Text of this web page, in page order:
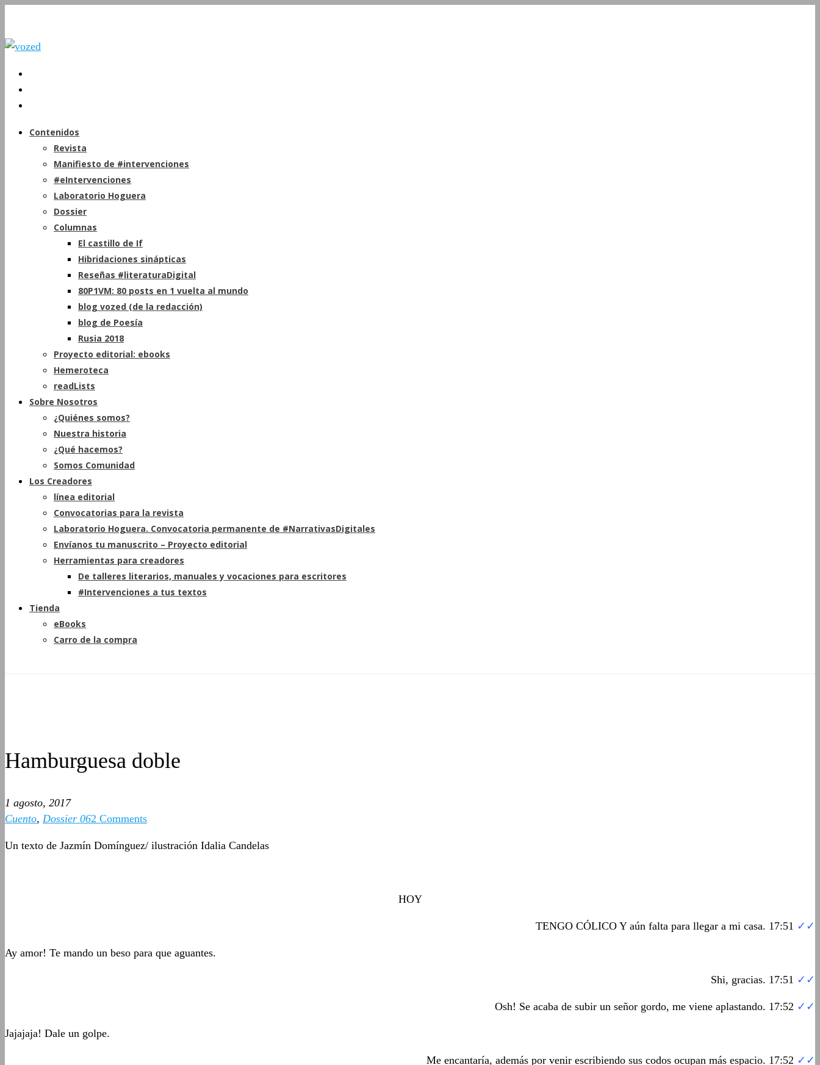
Contenidos
Revista
Manifiesto de #intervenciones
#eIntervenciones
Laboratorio Hoguera
Dossier
Columnas
El castillo de If
Hibridaciones sinápticas
Reseñas #literaturaDigital
80P1VM: 80 posts en 1 vuelta al mundo
blog vozed (de la redacción)
blog de Poesía
Rusia 2018
Proyecto editorial: ebooks
Hemeroteca
readLists
Sobre Nosotros
¿Quiénes somos?
Nuestra historia
¿Qué hacemos?
Somos Comunidad
Los Creadores
línea editorial
Convocatorias para la revista
Laboratorio Hoguera. Convocatoria permanente de #NarrativasDigitales
Envíanos tu manuscrito – Proyecto editorial
Herramientas para creadores
De talleres literarios, manuales y vocaciones para escritores
#Intervenciones a tus textos
Tienda
eBooks
Carro de la compra
Hamburguesa doble
1 agosto, 2017
Cuento, Dossier 062 Comments
Un texto de Jazmín Domínguez/ ilustración Idalia Candelas
HOY
TENGO CÓLICO Y aún falta para llegar a mi casa. 17:51 ✓✓
Ay amor! Te mando un beso para que aguantes.
Shi, gracias. 17:51 ✓✓
Osh! Se acaba de subir un señor gordo, me viene aplastando. 17:52 ✓✓
Jajajaja! Dale un golpe.
Me encantaría, además por venir escribiendo sus codos ocupan más espacio. 17:52 ✓✓